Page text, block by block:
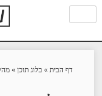
דף הבית»בלוג תוכן»